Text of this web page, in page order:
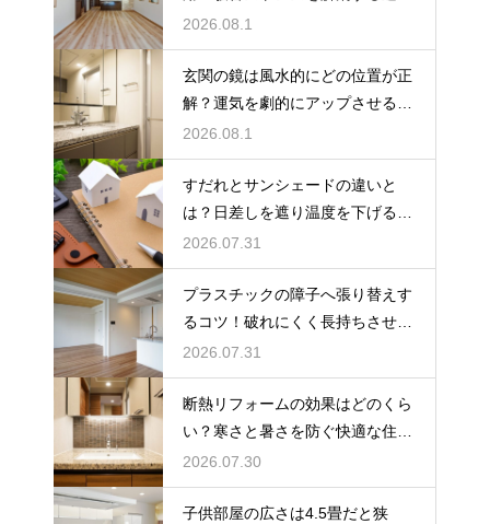
な工事相場
2026.08.1
玄関の鏡は風水的にどの位置が正
解？運気を劇的にアップさせるレ
イアウト術
2026.08.1
すだれとサンシェードの違いと
は？日差しを遮り温度を下げる賢
い日よけ対策
2026.07.31
プラスチックの障子へ張り替えす
るコツ！破れにくく長持ちさせる
プロの技
2026.07.31
断熱リフォームの効果はどのくら
い？寒さと暑さを防ぐ快適な住ま
い作りの技
2026.07.30
子供部屋の広さは4.5畳だと狭